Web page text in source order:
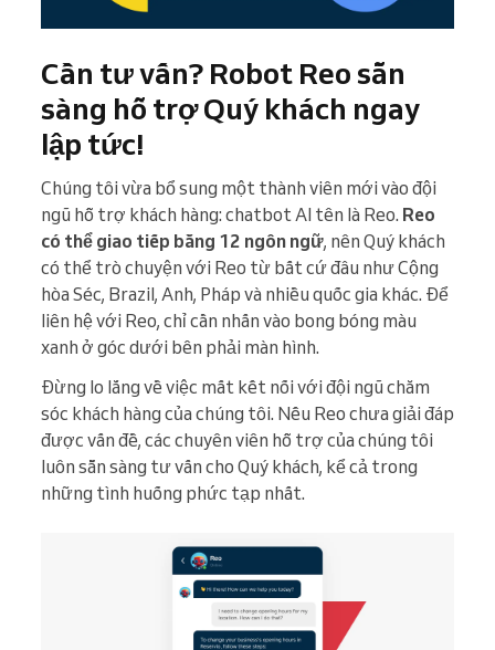
Cần tư vấn? Robot Reo sẵn
sàng hỗ trợ Quý khách ngay
lập tức!
Chúng tôi vừa bổ sung một thành viên mới vào đội
ngũ hỗ trợ khách hàng: chatbot AI tên là Reo. Reo
có thể giao tiếp bằng 12 ngôn ngữ, nên Quý khách
có thể trò chuyện với Reo từ bất cứ đâu như Cộng
hòa Séc, Brazil, Anh, Pháp và nhiều quốc gia khác. Để
liên hệ với Reo, chỉ cần nhấn vào bong bóng màu
xanh ở góc dưới bên phải màn hình.
Đừng lo lắng về việc mất kết nối với đội ngũ chăm
sóc khách hàng của chúng tôi. Nếu Reo chưa giải đáp
được vấn đề, các chuyên viên hỗ trợ của chúng tôi
luôn sẵn sàng tư vấn cho Quý khách, kể cả trong
những tình huống phức tạp nhất.